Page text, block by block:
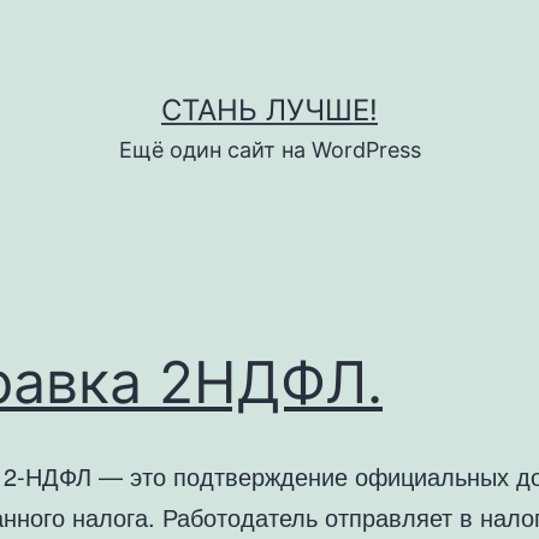
СТАНЬ ЛУЧШЕ!
Ещё один сайт на WordPress
2НДФЛ.
НДФЛ — это подтверждение официальных
налога. Работодатель отправляет в